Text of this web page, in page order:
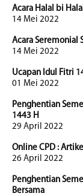
Acara Halal bi
14 Mei 2022
Acara Seremonial
14 Mei 2022
Ucapan Idul Fitri
01 Mei 2022
Penghentian
1443 H
29 April 2022
Online CPD :
26 April 2022
Penghentian
Bersama